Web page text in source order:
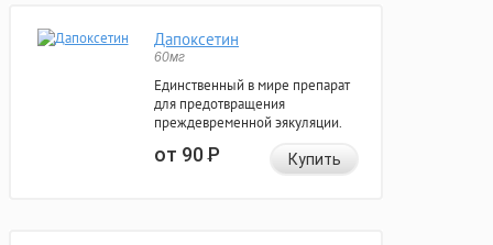
Дапоксетин
60мг
Единственный в мире препарат
для предотвращения
преждевременной эякуляции.
от 90Р Купить